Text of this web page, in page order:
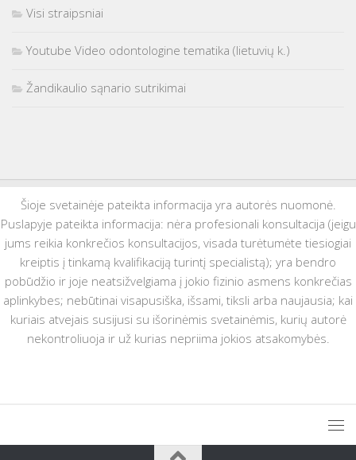
Visi straipsniai
Youtube Video odontologine tematika (lietuvių k.)
Žandikaulio sąnario sutrikimai
Šioje svetainėje pateikta informacija yra autorės nuomonė.
Puslapyje pateikta informacija: nėra profesionali konsultacija (jeigu
jums reikia konkrečios konsultacijos, visada turėtumėte tiesiogiai
kreiptis į tinkamą kvalifikaciją turintį specialistą); yra bendro
pobūdžio ir joje neatsižvelgiama į jokio fizinio asmens konkrečias
aplinkybes; nebūtinai visapusiška, išsami, tiksli arba naujausia; kai
kuriais atvejais susijusi su išorinėmis svetainėmis, kurių autorė
nekontroliuoja ir už kurias nepriima jokios atsakomybės.